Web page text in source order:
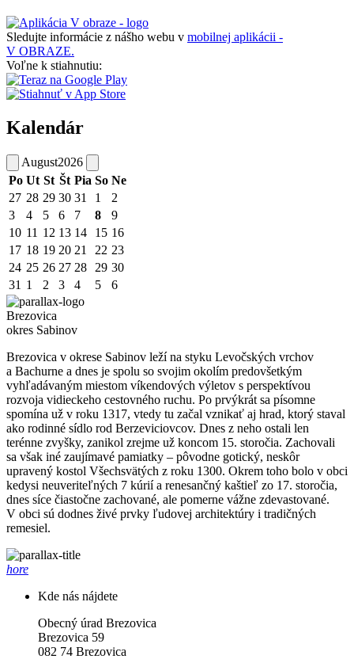
Sledujte informácie z nášho webu v mobilnej aplikácii -
V OBRAZE.
Voľne k stiahnutiu:
Kalendár
August2026
Po Ut St Št Pia So Ne
27 28 29 30 31 1
2
3
4 5 6 7 8
9
10 11 12 13 14 15 16
17 18 19 20 21 22 23
24 25 26 27 28 29 30
31 1 2 3 4 5 6
Brezovica
okres Sabinov
Brezovica v okrese Sabinov leží na styku Levočských vrchov
a Bachurne a dnes je spolu so svojim okolím predovšetkým
vyhľadávaným miestom víkendových výletov s perspektívou
rozvoja vidieckeho cestovného ruchu. Po prvýkrát sa písomne
spomína už v roku 1317, vtedy tu začal vznikať aj hrad, ktorý staval
ako rodinné sídlo rod Berzeviciovcov. Dnes z neho ostali len
terénne zvyšky, zanikol zrejme už koncom 15. storočia. Zachovali
sa však iné zaujímavé pamiatky – pôvodne gotický, neskôr
upravený kostol Všechsvätých z roku 1300. Okrem toho bolo v obci
kedysi neuveriteľných 7 kúrií a renesančný kaštieľ zo 17. storočia,
dnes síce čiastočne zachované, ale pomerne vážne zdevastované.
V obci sú dodnes živé prvky ľudovej architektúry i tradičných
remesiel.
hore
Kde nás nájdete
Obecný úrad Brezovica
Brezovica 59
082 74 Brezovica